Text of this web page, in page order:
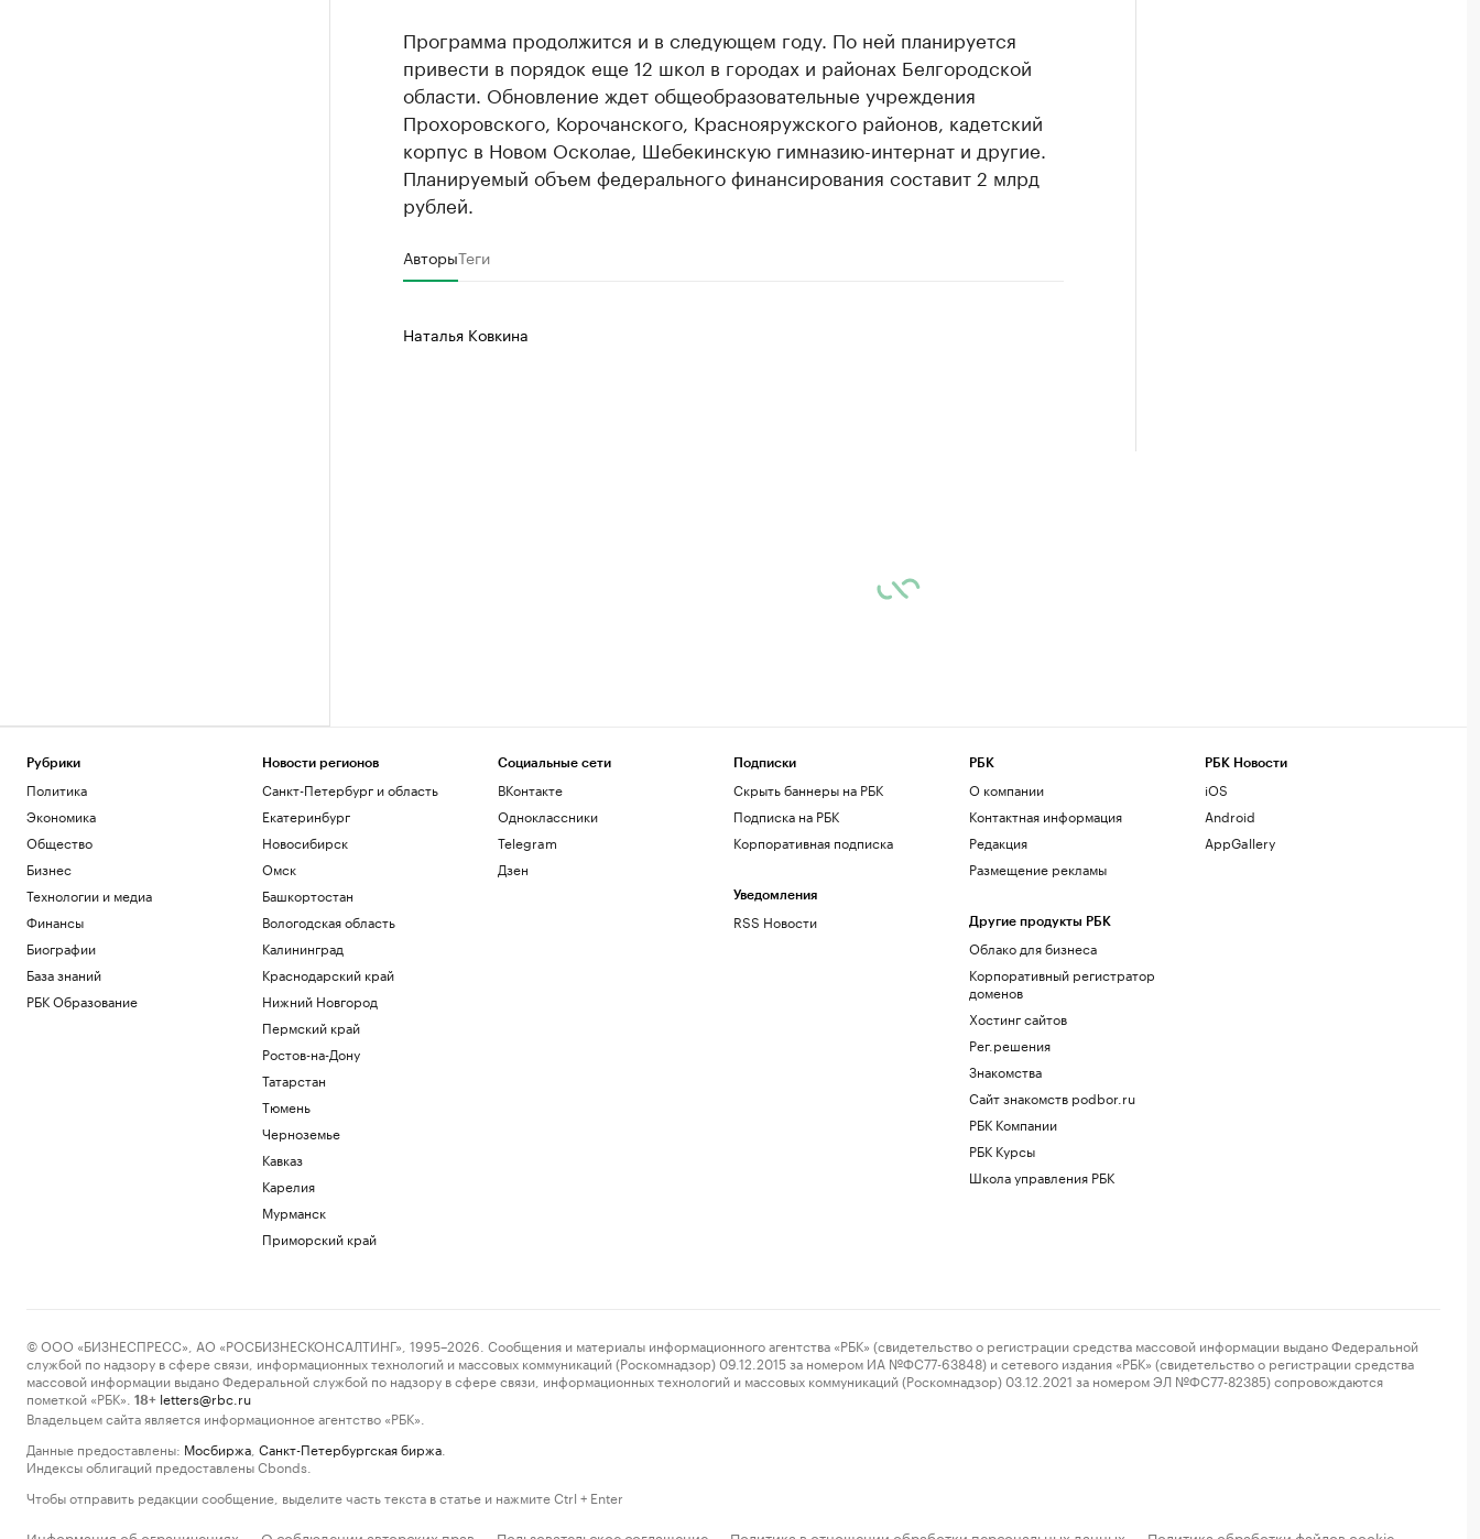
Программа продолжится и в следующем году. По ней планируется
привести в порядок еще 12 школ в городах и районах Белгородской
области. Обновление ждет общеобразовательные учреждения
Прохоровского, Корочанского, Краснояружского районов, кадетский
корпус в Новом Осколае, Шебекинскую гимназию-интернат и другие.
Планируемый объем федерального финансирования составит 2 млрд
рублей.
АвторыТеги
Наталья Ковкина
Рубрики
Политика
Экономика
Общество
Бизнес
Технологии и медиа
Финансы
Биографии
База знаний
РБК Образование
Новости регионов
Санкт-Петербург и область
Екатеринбург
Новосибирск
Омск
Башкортостан
Вологодская область
Калининград
Краснодарский край
Нижний Новгород
Пермский край
Ростов-на-Дону
Татарстан
Тюмень
Черноземье
Кавказ
Карелия
Мурманск
Приморский край
Социальные сети
ВКонтакте
Одноклассники
Telegram
Дзен
Подписки
Скрыть баннеры на РБК
Подписка на РБК
Корпоративная подписка
Уведомления
RSS Новости
РБК
О компании
Контактная информация
Редакция
Размещение рекламы
Другие продукты РБК
Облако для бизнеса
Корпоративный регистратор
доменов
Хостинг сайтов
Рег.решения
Знакомства
Сайт знакомств podbor.ru
РБК Компании
РБК Курсы
Школа управления РБК
РБК Новости
iOS
Android
AppGallery
© ООО «БИЗНЕСПРЕСС», АО «РОСБИЗНЕСКОНСАЛТИНГ», 1995–2026. Сообщения и материалы информационного агентства «РБК» (свидетельство о регистрации средства массовой информации выдано Федеральной
службой по надзору в сфере связи, информационных технологий и массовых коммуникаций (Роскомнадзор) 09.12.2015 за номером ИА №ФС77-63848) и сетевого издания «РБК» (свидетельство о регистрации средства
массовой информации выдано Федеральной службой по надзору в сфере связи, информационных технологий и массовых коммуникаций (Роскомнадзор) 03.12.2021 за номером ЭЛ №ФС77-82385) сопровождаются
пометкой «РБК».
18+ letters@rbc.ru
Владельцем сайта является информационное агентство «РБК».
Данные предоставлены: Мосбиржа Санкт-Петербургская биржа
Индексы облигаций предоставлены Cbonds.
Чтобы отправить редакции сообщение, выделите часть текста в статье и нажмите Ctrl + Enter